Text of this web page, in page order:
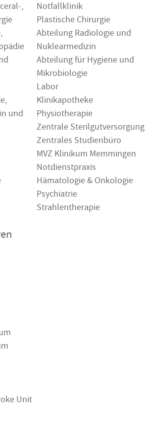
,
und
Notfallklinik
Plastische Chirurgie
Abteilung Radiologie und
Nuklearmedizin
Abteilung für Hygiene und
Mikrobiologie
Labor
Klinikapotheke
Physiotherapie
Zentrale Sterilgutversorgung
Zentrales Studienbüro
MVZ Klinikum Memmingen
Notdienstpraxis
Hämatologie & Onkologie
Psychiatrie
Strahlentherapie
Unit